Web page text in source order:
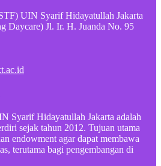
UIN Syarif Hidayatullah Jakarta
Daycare) Jl. Ir. H. Juanda No. 95
Syarif Hidayatullah Jakarta adalah
sejak tahun 2012. Tujuan utama
endowment agar dapat membawa
terutama bagi pengembangan di